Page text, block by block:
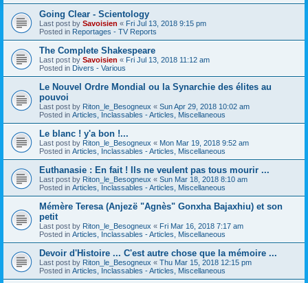
Going Clear - Scientology
Last post by Savoisien « Fri Jul 13, 2018 9:15 pm
Posted in Reportages - TV Reports
The Complete Shakespeare
Last post by Savoisien « Fri Jul 13, 2018 11:12 am
Posted in Divers - Various
Le Nouvel Ordre Mondial ou la Synarchie des élites au
pouvoi
Last post by Riton_le_Besogneux « Sun Apr 29, 2018 10:02 am
Posted in Articles, Inclassables - Articles, Miscellaneous
Le blanc ! y'a bon !...
Last post by Riton_le_Besogneux « Mon Mar 19, 2018 9:52 am
Posted in Articles, Inclassables - Articles, Miscellaneous
Euthanasie : En fait ! Ils ne veulent pas tous mourir ...
Last post by Riton_le_Besogneux « Sun Mar 18, 2018 8:10 am
Posted in Articles, Inclassables - Articles, Miscellaneous
Mémère Teresa (Anjezë "Agnès" Gonxha Bajaxhiu) et son
petit
Last post by Riton_le_Besogneux « Fri Mar 16, 2018 7:17 am
Posted in Articles, Inclassables - Articles, Miscellaneous
Devoir d'Histoire ... C'est autre chose que la mémoire ...
Last post by Riton_le_Besogneux « Thu Mar 15, 2018 12:15 pm
Posted in Articles, Inclassables - Articles, Miscellaneous